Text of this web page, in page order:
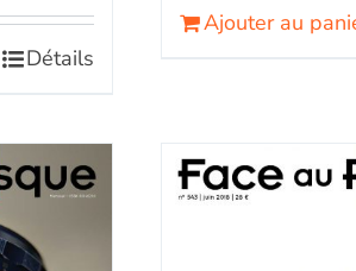
Détails
Ajouter au